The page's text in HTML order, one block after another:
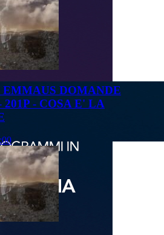
DOMANDE
- COSA E' LA